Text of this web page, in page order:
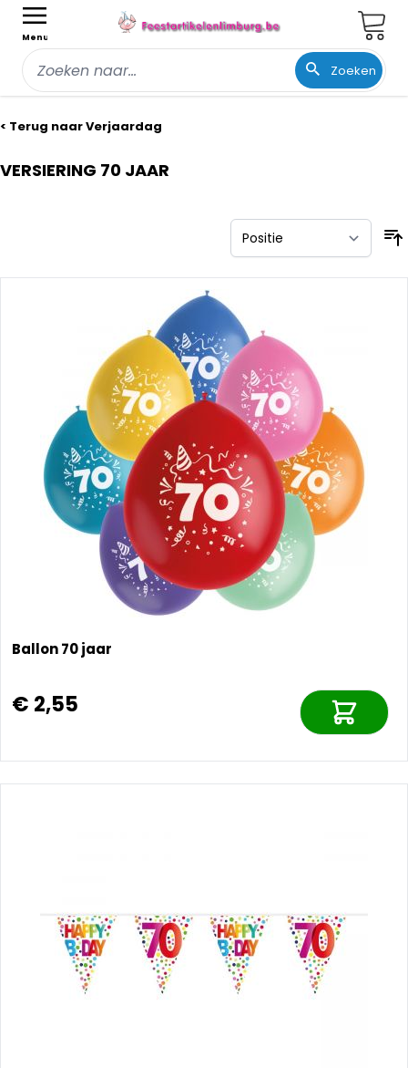
Menu
Zoeken
< Terug naar Verjaardag
VERSIERING 70 JAAR
Ballon 70 jaar
€ 2,55